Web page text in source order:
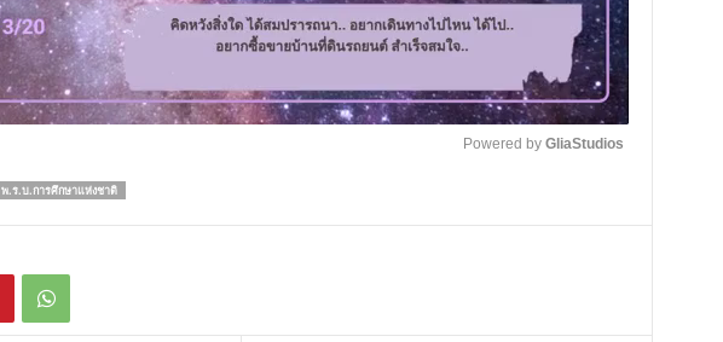
Powered by GliaStudios
พ.ร.บ.การศึกษาแห่งชาติ